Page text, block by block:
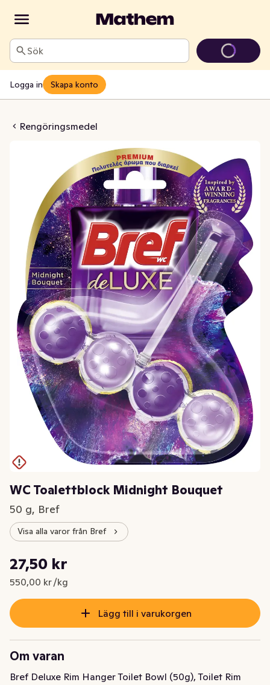
Sök
Logga in Skapa konto
Rengöringsmedel
Midnight Bouquet
WC Toalettblock Midnight Bouquet
50 g, Bref
Visa alla varor från Bref
Nuvarande pris är: 27,50 kr
27,50 kr
550,00 kr /kg
Styckpris: 550,00 kr /kg
Lägg till i varukorgen
Om varan
Bref Deluxe Rim Hanger Toilet Bowl (50g), Toilet Rim